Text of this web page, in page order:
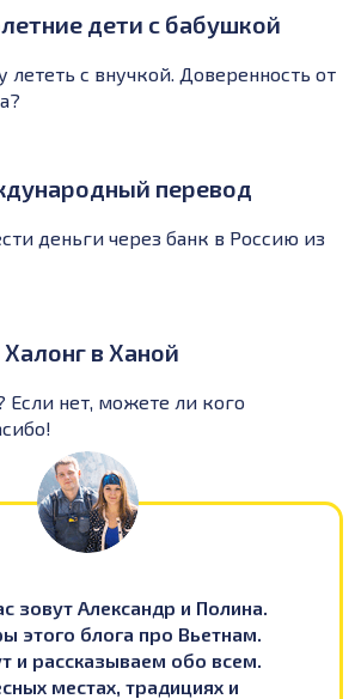
дети с бабушкой
лететь с внучкой. Доверенность от
перевод
деньги через банк в Россию из
в Ханой
Если нет, можете ли кого
зовут Александр и Полина.
этого блога про Вьетнам.
и рассказываем обо всем.
местах, традициях и